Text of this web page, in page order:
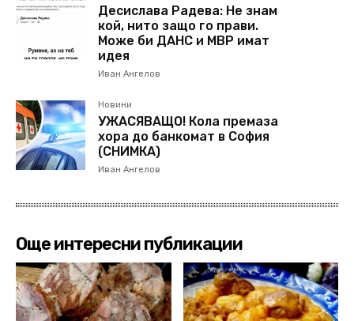
Десислава Радева: Не знам
кой, нито защо го прави.
Може би ДАНС и МВР имат
идея
Иван Ангелов
Новини
УЖАСЯВАЩО! Кола премаза
хора до банкомат в София
(СНИМКА)
Иван Ангелов
Още интересни публикации